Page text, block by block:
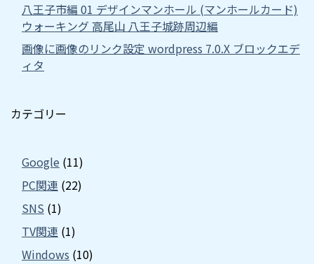
八王子市編 01 デザインマンホール (マンホールカード)
ウォーキング 高尾山 八王子城跡周辺編
画像に画像のリンク設定 wordpress 7.0.X ブロックエデ
ィタ
カテゴリー
Google (11)
PC関連 (22)
SNS (1)
TV関連 (1)
Windows (10)